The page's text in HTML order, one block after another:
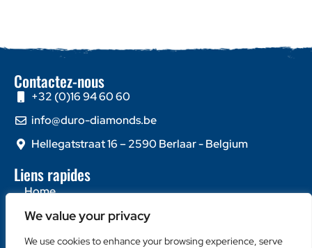
We value your privacy
We use cookies to enhance your browsing experience, serve
Contactez-nous
+32 (0)16 94 60 60
info@duro-diamonds.be
Hellegatstraat 16 – 2590 Berlaar - Belgium
Liens rapides
Home
À propos de nous